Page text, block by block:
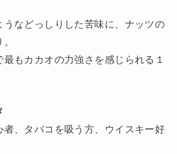
うなどっしりした苦味に、ナッツの
もカカオの力強さを感じられる１
者、タバコを吸う方、ウイスキー好